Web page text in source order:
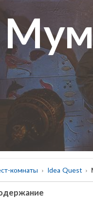
комнаты Idea Quest